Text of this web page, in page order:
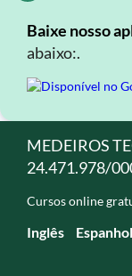
Baixe nosso
abaixo:.
MEDEIROS
24.471.978/
Cursos online
Inglês Espanhol